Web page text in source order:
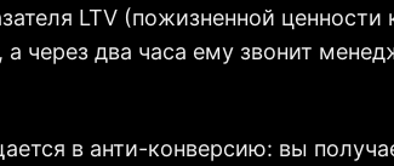
LTV (пожизненной
а через два часа ему звонит
в анти-конверсию: вы